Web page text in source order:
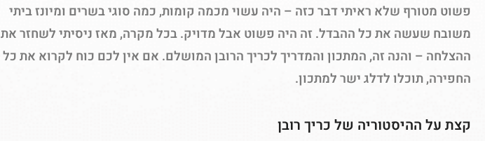
פשוט מטורף שלא ראיתי דבר כזה – היה עשוי מכמה קומות, כמה סוגי בשרים ומיונז ביתי
משובח שעשה את כל ההבדל. זה היה פשוט אבל מדויק. בכל מקרה, מאז ניסיתי לשחזר את
ההצלחה – והנה זה, המתכון והמדריך לכריך הרובן המושלם. אם אין לכם כוח לקרוא את כל
החפירה, תוכלו לדלג ישר למתכון.
קצת על ההיסטוריה של כריך רובן